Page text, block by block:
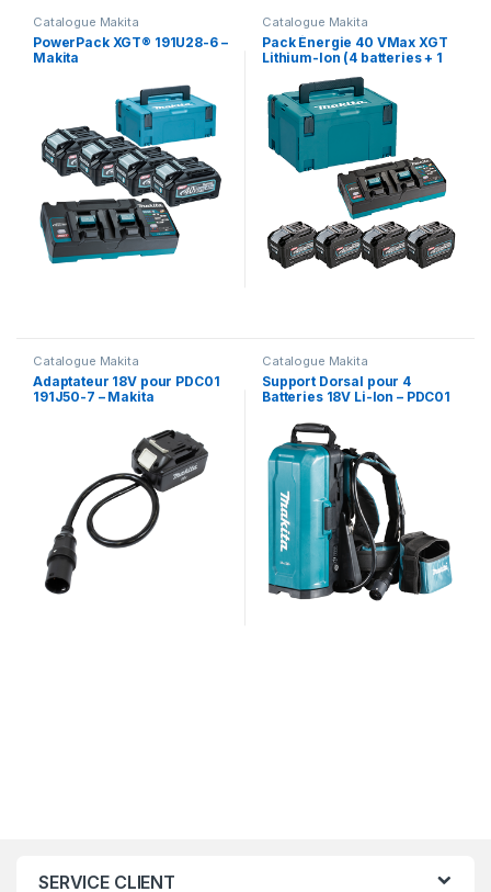
Catalogue Makita
PowerPack XGT® 191U28-6 –
Makita
Catalogue Makita
Pack Énergie 40 VMax XGT
Lithium-Ion (4 batteries + 1
MAKPAC 1910A8-3 – Makita
Catalogue Makita
Adaptateur 18V pour PDC01
191J50-7 – Makita
Catalogue Makita
Support Dorsal pour 4
Batteries 18V Li-Ion – PDC01
SERVICE CLIENT